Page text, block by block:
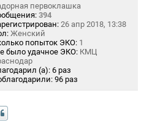
первоклашка
394
26 апр 2018, 13:38
Женский
попыток ЭКО: 1
было удачное ЭКО: КМЦ
(а): 6 раз
96 раз